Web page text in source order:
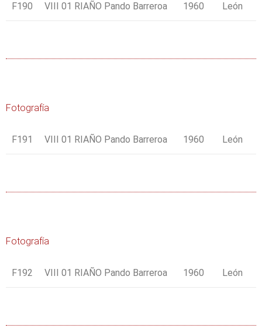
F190 VIII 01 RIAÑO Pando Barreroa 1960 León
Fotografía
F191 VIII 01 RIAÑO Pando Barreroa 1960 León
Fotografía
F192 VIII 01 RIAÑO Pando Barreroa 1960 León